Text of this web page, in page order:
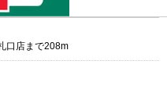
口店まで208m